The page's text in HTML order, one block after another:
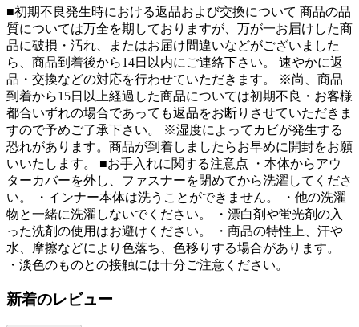
■初期不良発生時における返品および交換について 商品の品
質については万全を期しておりますが、万が一お届けした商
品に破損・汚れ、またはお届け間違いなどがございました
ら、商品到着後から14日以内にご連絡下さい。 速やかに返
品・交換などの対応を行わせていただきます。 ※尚、商品
到着から15日以上経過した商品については初期不良・お客様
都合いずれの場合であっても返品をお断りさせていただきま
すので予めご了承下さい。 ※湿度によってカビが発生する
恐れがあります。商品が到着しましたらお早めに開封をお願
いいたします。 ■お手入れに関する注意点 ・本体からアウ
ターカバーを外し、ファスナーを閉めてから洗濯してくださ
い。 ・インナー本体は洗うことができません。 ・他の洗濯
物と一緒に洗濯しないでください。 ・漂白剤や蛍光剤の入
った洗剤の使用はお避けください。 ・商品の特性上、汗や
水、摩擦などにより色落ち、色移りする場合があります。
・淡色のものとの接触には十分ご注意ください。
新着のレビュー